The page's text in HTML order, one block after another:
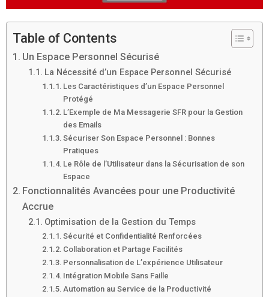
Table of Contents
Un Espace Personnel Sécurisé
La Nécessité d’un Espace Personnel Sécurisé
Les Caractéristiques d’un Espace Personnel
Protégé
L’Exemple de Ma Messagerie SFR pour la Gestion
des Emails
Sécuriser Son Espace Personnel : Bonnes
Pratiques
Le Rôle de l’Utilisateur dans la Sécurisation de son
Espace
Fonctionnalités Avancées pour une Productivité
Accrue
Optimisation de la Gestion du Temps
Sécurité et Confidentialité Renforcées
Collaboration et Partage Facilités
Personnalisation de L’expérience Utilisateur
Intégration Mobile Sans Faille
Automation au Service de la Productivité